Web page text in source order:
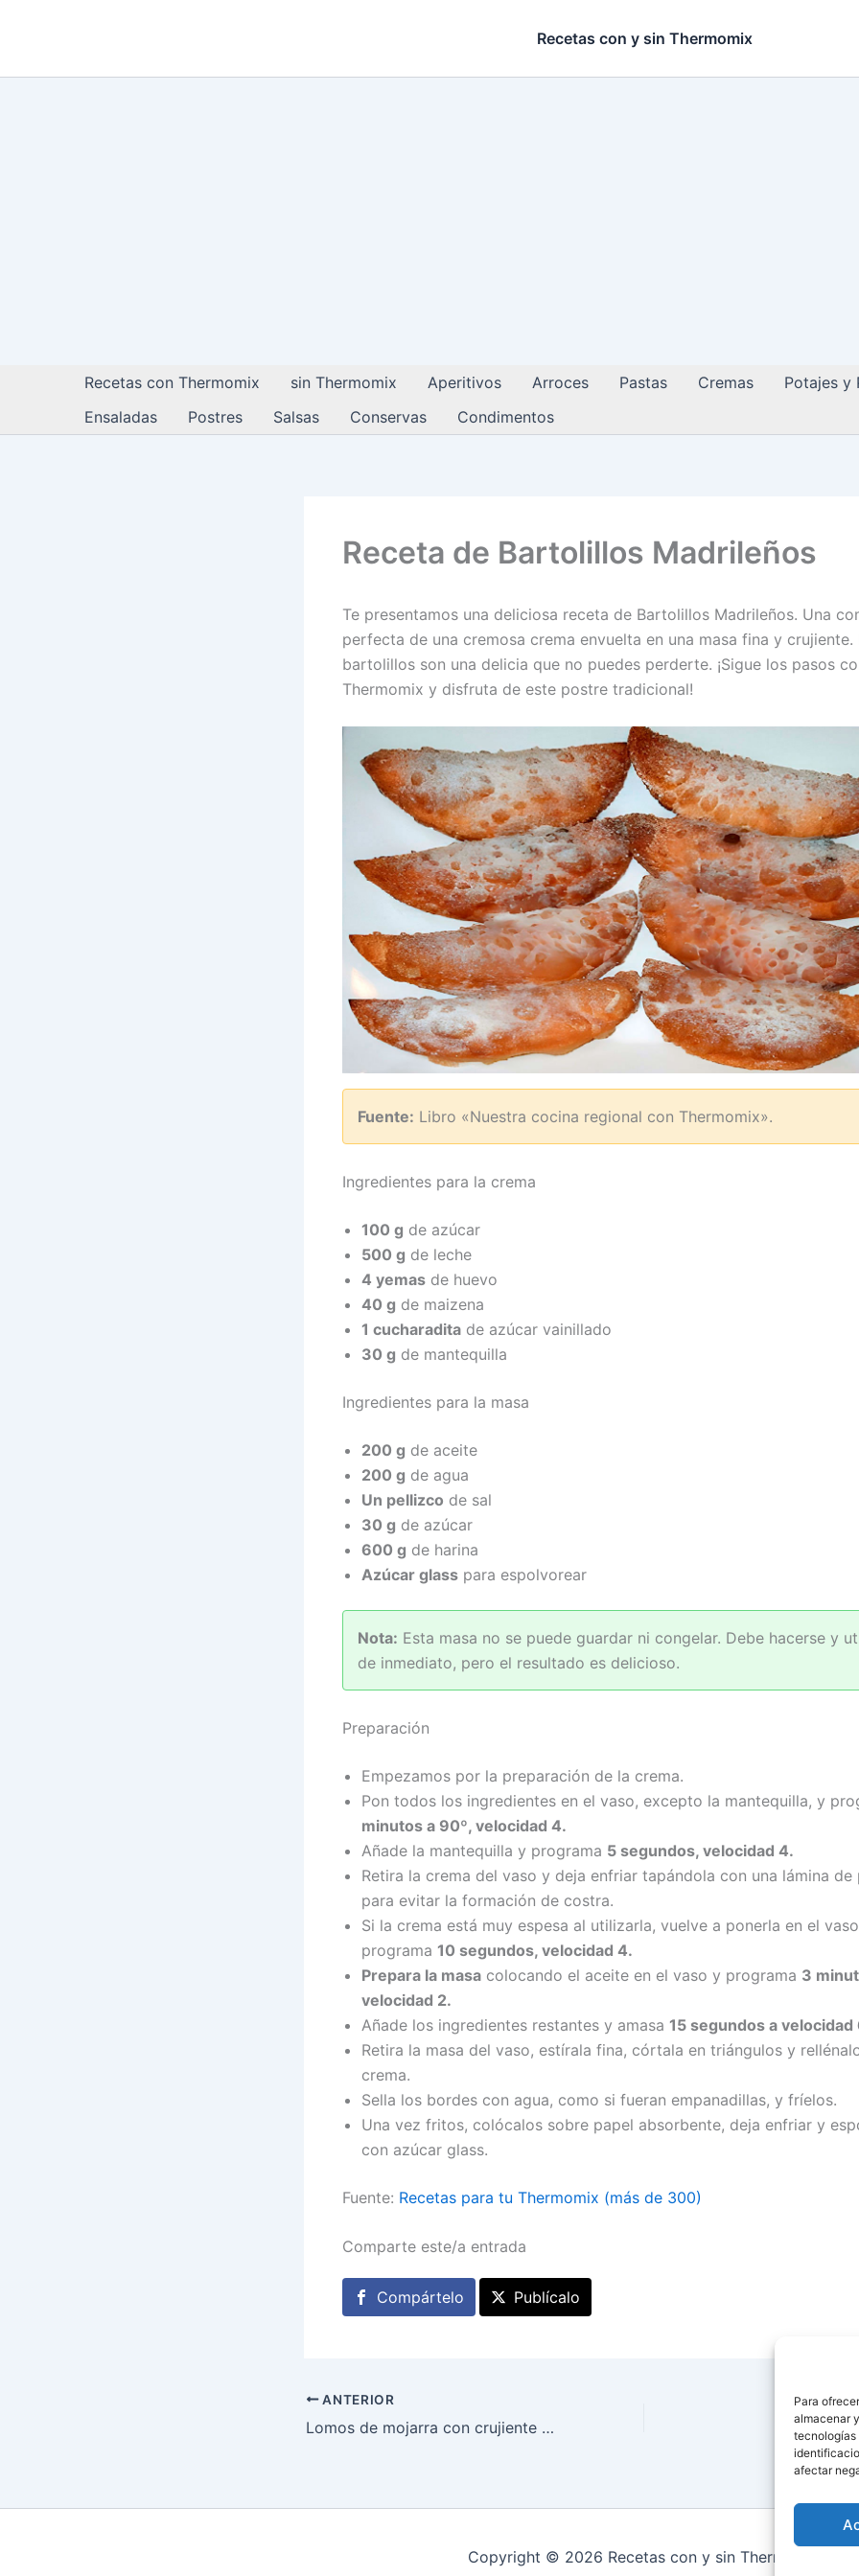
Para
almacenar
tecnologías
afectar
Recetas con y sin Thermomix
Recetas con Thermomix sin Thermomix Aperitivos Arroces Pastas Cremas Potajes y
Ensaladas
Postres Salsas Conservas Condimentos
Receta de Bartolillos Madrileños
Te presentamos una deliciosa receta de Bartolillos Madrileños. Una
perfecta de una cremosa crema envuelta en una masa fina y crujiente.
bartolillos son una delicia que no puedes perderte. ¡Sigue los pasos
Thermomix y disfruta de este postre tradicional!
Fuente: Libro «Nuestra cocina regional con Thermomix».
Ingredientes para la crema
100 g de azúcar
500 g de leche
4 yemas de huevo
40 g de maizena
1 cucharadita de azúcar vainillado
30 g de mantequilla
Ingredientes para la masa
200 g de aceite
200 g de agua
Un pellizco de sal
30 g de azúcar
600 g de harina
Azúcar glass para espolvorear
Nota: Esta masa no se puede guardar ni congelar. Debe hacerse y
de inmediato, pero el resultado es delicioso.
Preparación
Empezamos por la preparación de la crema.
Pon todos los ingredientes en el vaso, excepto la mantequilla, y
minutos a 90º, velocidad 4.
Añade la mantequilla y programa 5 segundos, velocidad 4.
Retira la crema del vaso y deja enfriar tapándola con una lámina de
para evitar la formación de costra.
Si la crema está muy espesa al utilizarla, vuelve a ponerla en el
programa 10 segundos, velocidad 4.
Prepara la masa colocando el aceite en el vaso y programa 3
velocidad 2.
Añade los ingredientes restantes y amasa 15 segundos a velocidad
Retira la masa del vaso, estírala fina, córtala en triángulos y
crema.
Sella los bordes con agua, como si fueran empanadillas, y fríelos.
Una vez fritos, colócalos sobre papel absorbente, deja enfriar y
con azúcar glass.
Fuente: Recetas para tu Thermomix (más de 300)
Comparte este/a entrada
Compártelo Publícalo
ANTERIOR
Lomos de mojarra con crujiente de algas y vinagreta de lima
Copyright © 2026 Recetas con y sin Thermomix